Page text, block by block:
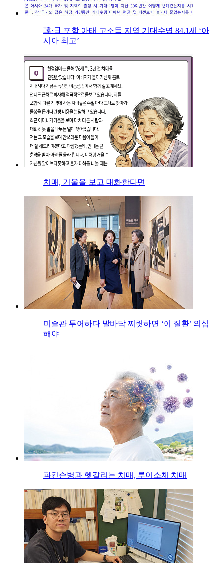
韓·日 포함 아태 고소득 지역 기대수명 84.1세 ‘아
시아 최고’
치매, 거울을 보고 대화한다면
미술관 투어하다 발바닥 찌릿하면 ‘이 질환’ 의심
해야
파킨슨병과 헷갈리는 치매, 루이소체 치매